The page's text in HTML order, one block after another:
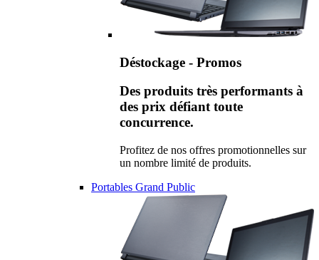
Déstockage - Promos
Des produits très performants à
des prix défiant toute
concurrence.
Profitez de nos offres promotionnelles sur
un nombre limité de produits.
Portables Grand Public